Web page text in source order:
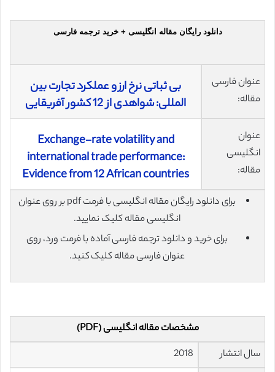
دانلود رایگان مقاله انگلیسی + خرید ترجمه فارسی
عنوان فارسی
مقاله:
بی ثباتی نرخ ارز و عملکرد تجارت بین
المللی: شواهدی از 12 کشور آفریقایی
عنوان
انگلیسی
مقاله:
Exchange-rate volatility and
international trade performance:
Evidence from 12 African countries
برای دانلود رایگان مقاله انگلیسی با فرمت pdf بر روی عنوان
انگلیسی مقاله کلیک نمایید.
برای خرید و دانلود ترجمه فارسی آماده با فرمت ورد، روی
عنوان فارسی مقاله کلیک کنید.
مشخصات مقاله انگلیسی (PDF)
سال انتشار
2018